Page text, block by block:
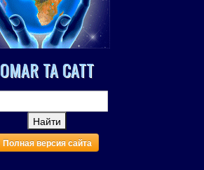
OMAR TA CATT
Полная версия сайта